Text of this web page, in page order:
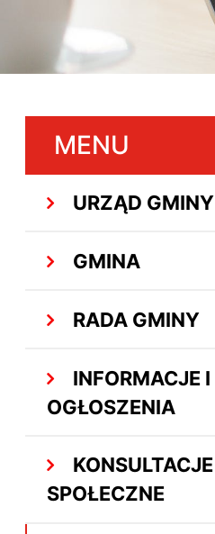
MENU
URZĄD GMINY
GMINA
RADA GMINY
INFORMACJE I
OGŁOSZENIA
KONSULTACJE
SPOŁECZNE